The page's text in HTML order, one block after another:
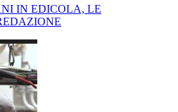
IN EDICOLA, LE